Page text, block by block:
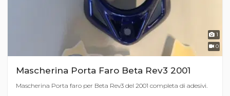
1
0
Mascherina Porta Faro Beta Rev3 2001
Mascherina Porta faro per Beta Rev3 del 2001 completa di adesivi.